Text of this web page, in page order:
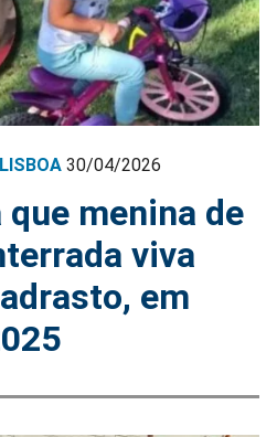
30/04/2026
que menina de
viva
em